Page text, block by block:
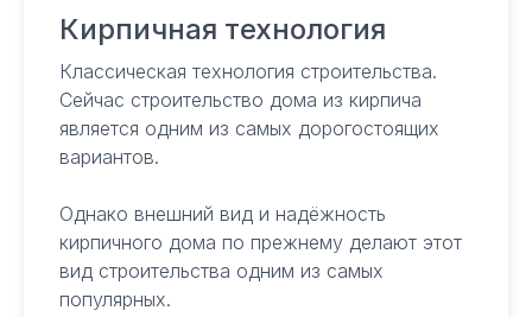
Кирпичная технология
Классическая технология строительства.
Сейчас строительство дома из кирпича
является одним из самых дорогостоящих
вариантов.
Однако внешний вид и надёжность
кирпичного дома по прежнему делают этот
вид строительства одним из самых
популярных.